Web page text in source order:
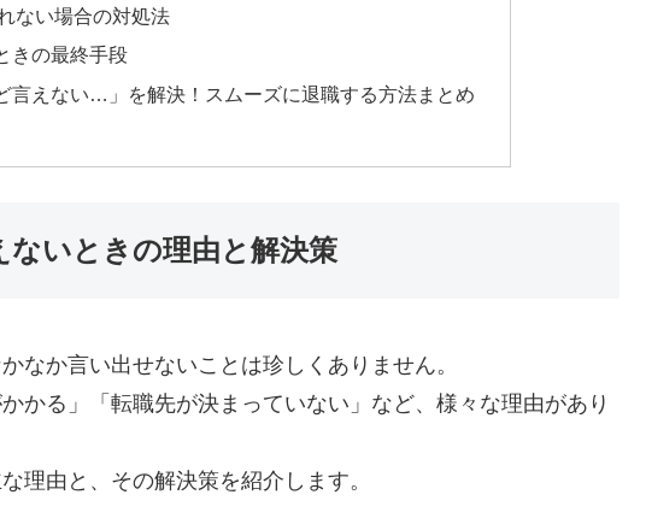
ない場合の対処法
きの最終手段
言えない…」を解決！スムーズに退職する方法まとめ
いときの理由と解決策
なか言い出せないことは珍しくありません。
かる」「転職先が決まっていない」など、様々な理由があり
理由と、その解決策を紹介します。